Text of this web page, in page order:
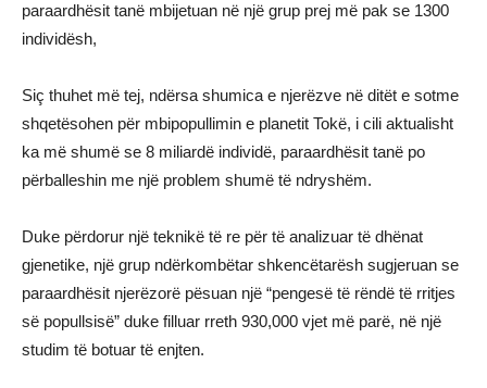
paraardhësit tanë mbijetuan në një grup prej më pak se 1300
individësh,
Siç thuhet më tej, ndërsa shumica e njerëzve në ditët e sotme
shqetësohen për mbipopullimin e planetit Tokë, i cili aktualisht
ka më shumë se 8 miliardë individë, paraardhësit tanë po
përballeshin me një problem shumë të ndryshëm.
Duke përdorur një teknikë të re për të analizuar të dhënat
gjenetike, një grup ndërkombëtar shkencëtarësh sugjeruan se
paraardhësit njerëzorë pësuan një “pengesë të rëndë të rritjes
së popullsisë” duke filluar rreth 930,000 vjet më parë, në një
studim të botuar të enjten.